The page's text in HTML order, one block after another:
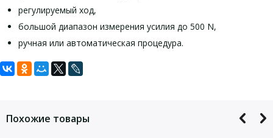
регулируемый ход,
большой диапазон измерения усилия до 500 N,
ручная или автоматическая процедура.
Технические характеристики PCE-
Диапазон силы
Комплект поставки PCE-MTS50:
1 х Руководство пользователя
Задать вопрос
Похожие товары